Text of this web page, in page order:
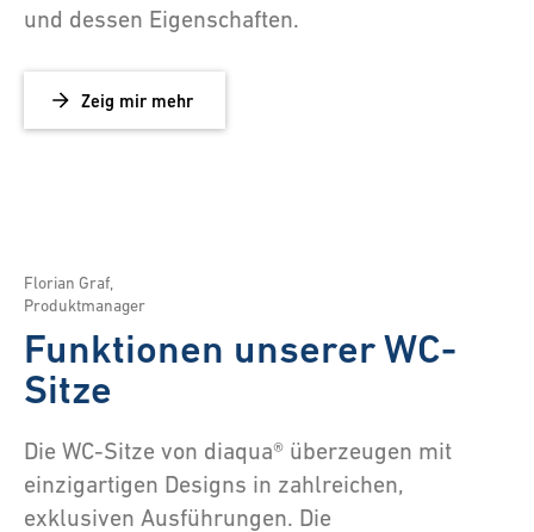
und dessen Eigenschaften.
Zeig mir mehr
Florian Graf
Produktmanager
Funktionen unserer WC-
Sitze
Die WC-Sitze von diaqua® überzeugen mit
einzigartigen Designs in zahlreichen,
exklusiven Ausführungen. Die